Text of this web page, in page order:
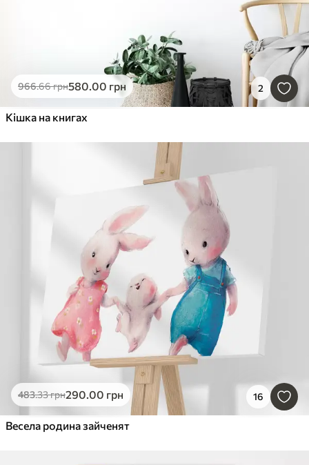
966.66грн580.00 грн 2
Кішка на книгах
483.33грн290.00 грн 16
Весела родина зайченят